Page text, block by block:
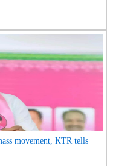
movement, KTR tells